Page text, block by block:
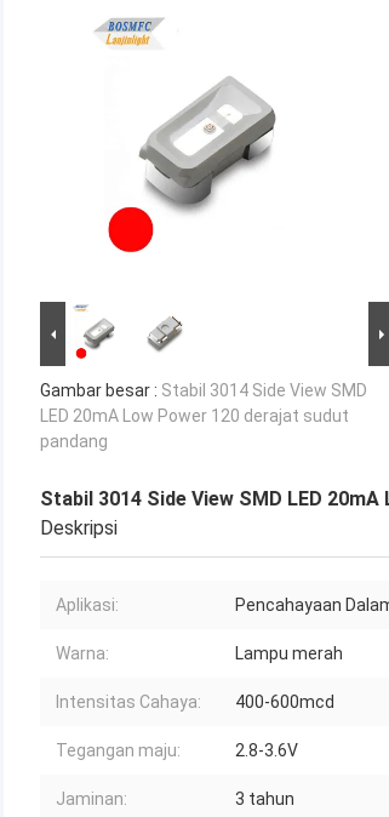
Gambar besar : Stabil 3014 Side View SMD
LED 20mA Low Power 120 derajat sudut
pandang
Stabil 3014 Side View SMD LED
Deskripsi
Aplikasi: Pencahayaan
Warna: Lampu merah
Intensitas Cahaya: 400-600mcd
Tegangan maju: 2.8-3.6V
Jaminan: 3 tahun